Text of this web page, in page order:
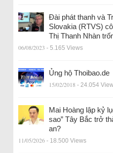
Đài phát thanh và
Slovakia (RTVS)
Thị Thanh Nhàn
06/08/2023 - 5.165 Views
Ủng hộ Thoibao.de
15/02/2018 - 24.054
Mai Hoàng lập kỷ
sao” Tây Bắc trở
an?
11/05/2026 - 18.500 Views